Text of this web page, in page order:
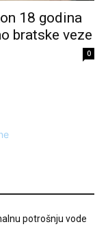
18 godina
bratske veze
0
potrošnju vode